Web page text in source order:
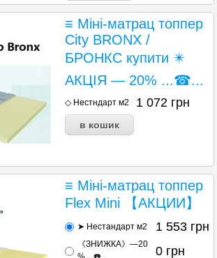
≡ Міні-матрац топпер
City BRONX /
БРОНКС купити ✴️
АКЦІЯ — 20% ...☎...
◇ Нестндарт м2 1 072 грн
≡ Міні-матрац топпер
Flex Mini 【АКЦИИ】
➤ Нестандарт м2 1 553 грн
《ЗНИЖКА》—20
0 грн